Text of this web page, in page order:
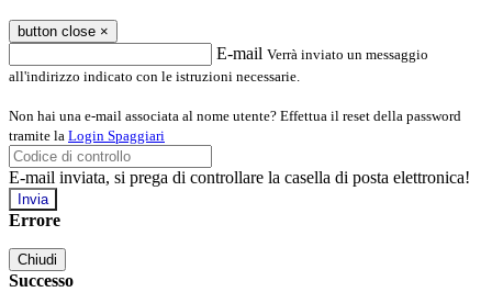
button close ×
E-mail Verrà inviato un messaggio
all'indirizzo indicato con le istruzioni necessarie.
Non hai una e-mail associata al nome utente? Effettua il reset della password
tramite la Login Spaggiari
E-mail inviata, si prega di controllare la casella di posta elettronica!
Errore
Chiudi
Successo